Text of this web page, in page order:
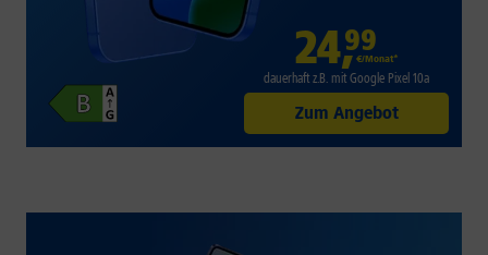
24,99
€/Monat*
dauerhaft z.B. mit Google Pixel 10a
Zum Angebot